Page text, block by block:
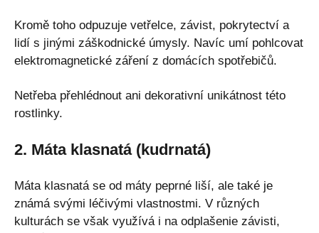
Kromě toho odpuzuje vetřelce, závist, pokrytectví a
lidí s jinými záškodnické úmysly. Navíc umí pohlcovat
elektromagnetické záření z domácích spotřebičů.
Netřeba přehlédnout ani dekorativní unikátnost této
rostlinky.
2. Máta klasnatá (kudrnatá)
Máta klasnatá se od máty peprné liší, ale také je
známá svými léčivými vlastnostmi. V různých
kulturách se však využívá i na odplašenie závisti,